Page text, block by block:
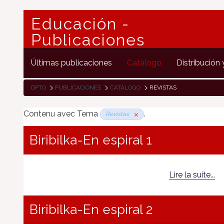
Educación -
Publicaciones
Últimas publicaciones Catálogo Distribución
DPTO PUBLICACIONES CATÁLOGO REVISTAS
Contenu avec Tema Revistas .
Biribilka-En espiral 1
Lire la suite...
Biribilka-En espiral 2